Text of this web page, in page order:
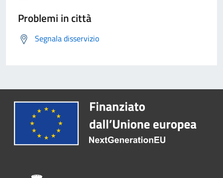
Problemi in città
Segnala disservizio